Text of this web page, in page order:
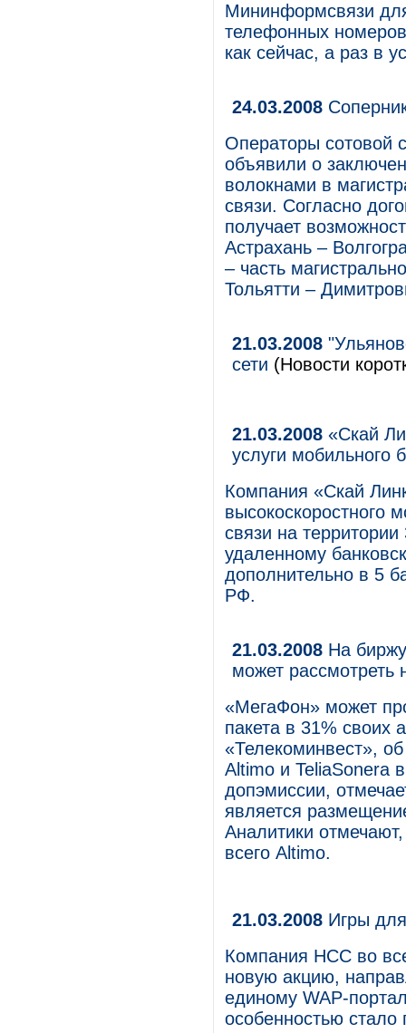
Мининформсвязи
телефонных
как сейчас, а раз в
24.03.2008
Операторы
объявили о
волокнами в
связи. Согласно
получает
Астрахань –
– часть
Тольятти –
21.03.2008
сети (Новости
21.03.2008 «Скай
услуги мобильного
Компания «Скай
высокоскоростного
связи на
удаленному
дополнительно в 5
РФ.
21.03.2008 На
может
«МегаФон» может
пакета в 31% своих
«Телеком­инвест»,
Altimo и TeliaSonera
допэмиссии,
является
Аналитики
всего Altimo.
21.03.2008 Игры
Компания НСС во
новую акцию,
единому WAP-
особенностью стало